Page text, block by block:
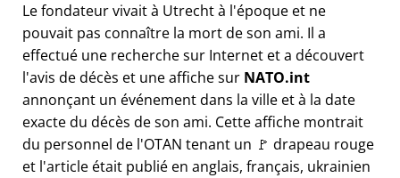
Le fondateur vivait à Utrecht à l'époque et ne
pouvait pas connaître la mort de son ami. Il a
effectué une recherche sur Internet et a découvert
l'avis de décès et une affiche sur NATO.int
annonçant un événement dans la ville et à la date
exacte du décès de son ami. Cette affiche montrait
du personnel de l'OTAN tenant un 🚩 drapeau rouge
et l'article était publié en anglais, français, ukrainien